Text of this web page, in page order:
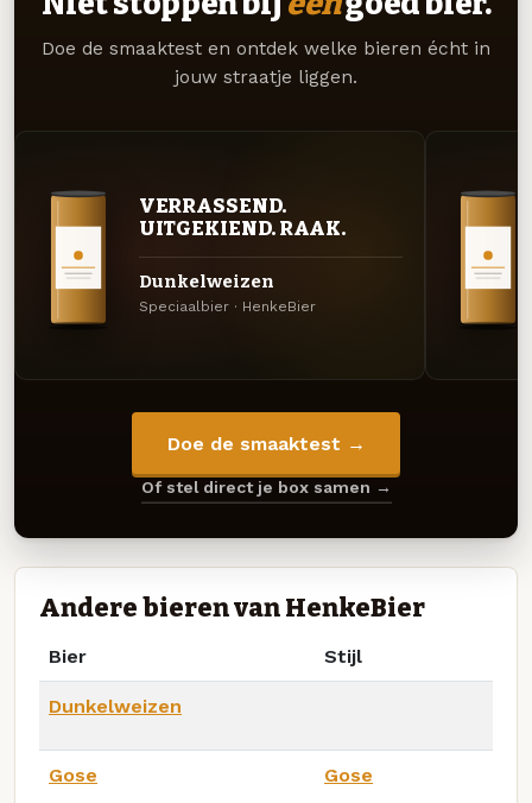
Doe de smaaktest en ontdek welke bieren écht in
jouw straatje liggen.
VERRASSEND.
UITGEKIEND. RAAK.
Dunkelweizen
Speciaalbier · HenkeBier
Doe de smaaktest →
Of stel direct je box samen →
Andere bieren van HenkeBier
Bier Stijl
Dunkelweizen
Gose Gose